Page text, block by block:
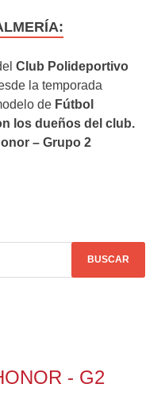
Club Polideportivo
la temporada
de Fútbol
los dueños del club.
– Grupo 2
- G2